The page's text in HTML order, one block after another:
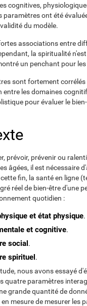
cognitives,
paramètres ont été
du modèle.
associations entre
la spiritualité
un penchant pour
sont fortement
les domaines
pour évaluer le
prévoir, prévenir ou
âgées, il est nécessaire
fin, la santé en ligne
réel de bien-être d'une
quotidien :
et état physique.
et cognitive.
social.
spirituel.
nous avons essayé
quatre paramètres
grande quantité de
mesure de mesurer les